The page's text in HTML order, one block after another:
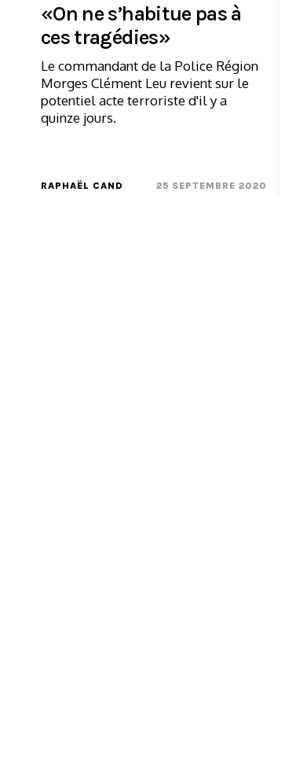
«On ne s’habitue pas à
ces tragédies»
Le commandant de la Police Région
Morges Clément Leu revient sur le
potentiel acte terroriste d'il y a
quinze jours.
RAPHAËL CAND 25 SEPTEMBRE 2020